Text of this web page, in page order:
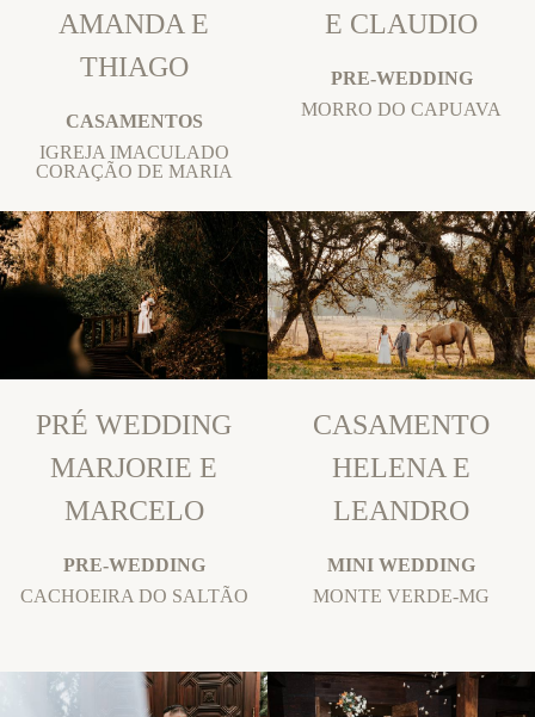
AMANDA E
THIAGO
CASAMENTOS
IGREJA IMACULADO
CORAÇÃO DE MARIA
E CLAUDIO
PRE-WEDDING
MORRO DO CAPUAVA
PRÉ WEDDING
MARJORIE E
MARCELO
PRE-WEDDING
CACHOEIRA DO SALTÃO
CASAMENTO
HELENA E
LEANDRO
MINI WEDDING
MONTE VERDE-MG